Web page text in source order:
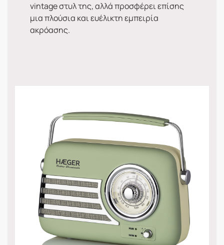
vintage στυλ της, αλλά προσφέρει επίσης
μια πλούσια και ευέλικτη εμπειρία
ακρόασης.